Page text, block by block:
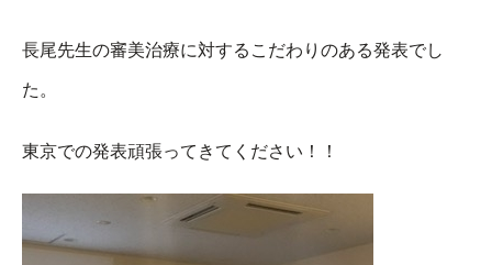
長尾先生の審美治療に対するこだわりのある発表でし
た。
東京での発表頑張ってきてください！！